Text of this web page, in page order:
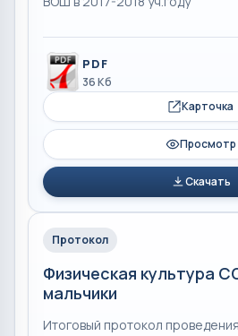
PDF
36 Кб
Карточка
Просмотр
Скачать
Протокол
Физическая культура
мальчики
Итоговый протокол